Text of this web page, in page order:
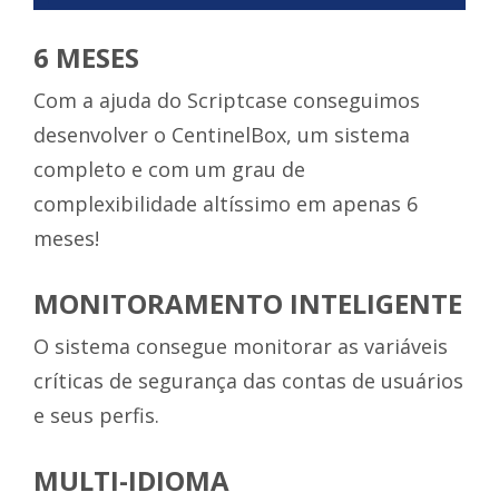
6 MESES
Com a ajuda do Scriptcase conseguimos
desenvolver o CentinelBox, um sistema
completo e com um grau de
complexibilidade altíssimo em apenas 6
meses!
MONITORAMENTO INTELIGENTE
O sistema consegue monitorar as variáveis ​​
críticas de segurança das contas de usuários
e seus perfis.
MULTI-IDIOMA